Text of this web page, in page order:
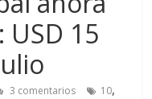
15
3 comentarios 10,